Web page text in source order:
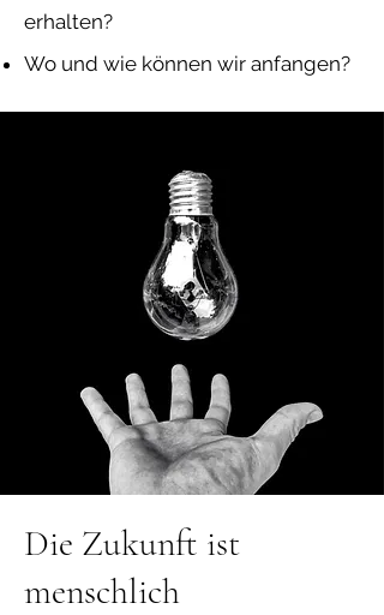
erhalten?
Wo und wie können wir anfangen?
Die Zukunft ist
menschlich